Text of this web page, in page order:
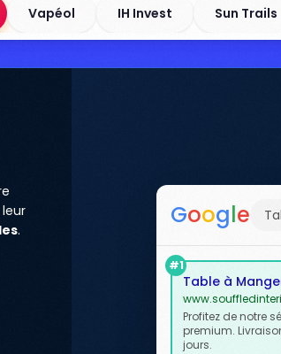
Vapéol IH Invest Sun Trails
.
Google
#1
Table à
Profitez de notre
premium.
jours.